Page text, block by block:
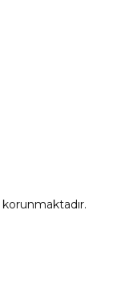
korunmaktadır.